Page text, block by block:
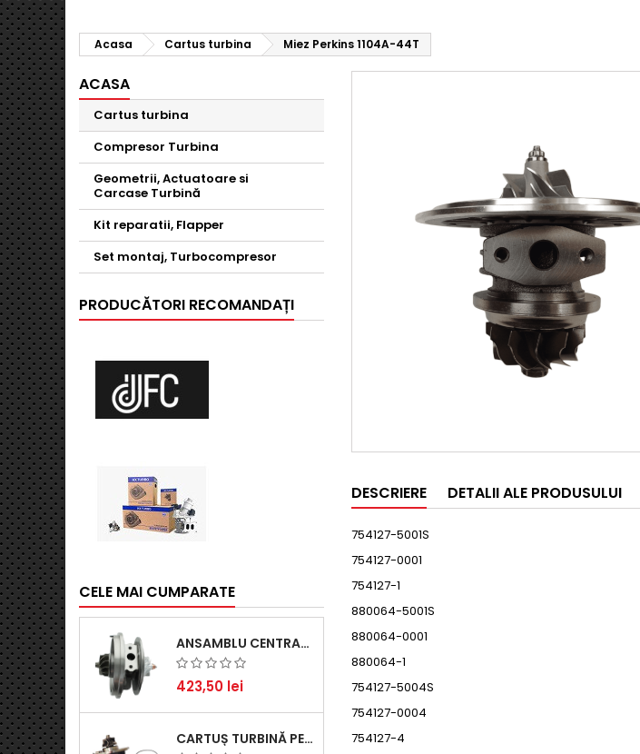
Acasa Cartus turbina Miez Perkins 1104A-44T
ACASA
Cartus turbina
Compresor Turbina
Geometrii, Actuatoare si
Carcase Turbină
Kit reparatii, Flapper
Set montaj, Turbocompresor
PRODUCĂTORI RECOMANDAȚI
CELE MAI CUMPARATE
ANSAMBLU CENTRAL TURBINĂ PENTRU BMW SERIA 3, SERIA 5 ȘI X3 - PERFORMANȚĂ ȘI FIABILITATE
423,50 lei
CARTUȘ TURBINĂ PENTRU AUDI A4, A6, SKODA SUPERB ȘI VW PASSAT, MOTOR DIESEL 1.9 TDI
DESCRIERE DETALII ALE PRODUSULUI
754127-5001S
754127-0001
754127-1
880064-5001S
880064-0001
880064-1
754127-5004S
754127-0004
754127-4